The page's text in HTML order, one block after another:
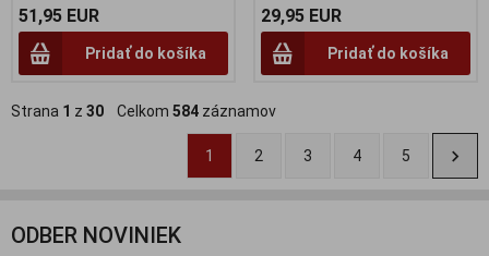
51,95 EUR
Pridať do košíka
29,95 EUR
Pridať do košíka
Strana 1 z 30 Celkom 584 záznamov
1 2 3 4 5
ODBER NOVINIEK